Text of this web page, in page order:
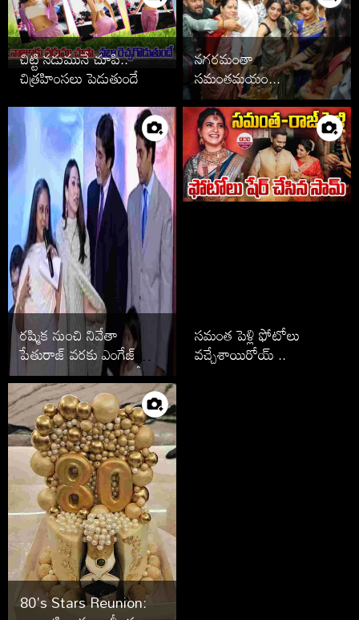
చిట్టి నడుమునే చూపి..
చిత్రహింసలు పెడుతుందే
నగరమంతా
సమంతమయం...
రష్మిక నుంచి నివేతా
పేతురాజ్ వరకు ఎంగేజ్
మెంట్ తరువాత పెళ్లి ఆపేసిన
స్టార్స్ వీరే
సమంత పెళ్లి ఫోటోలు
వచ్చేశాయిరోయ్ ..
80's Stars Reunion: